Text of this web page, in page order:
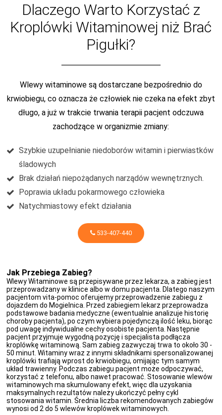
Dlaczego Warto Korzystać z
Kroplówki Witaminowej niż Brać
Pigułki?
Wlewy witaminowe są dostarczane bezpośrednio do
krwiobiegu, co oznacza że człowiek nie czeka na efekt zbyt
długo, a już w trakcie trwania terapii pacjent odczuwa
zachodzące w organizmie zmiany:
Szybkie uzupełnianie niedoborów witamin i pierwiastków
śladowych
Brak działań niepożądanych narządów wewnętrznych.
Poprawia układu pokarmowego człowieka
Natychmiastowy efekt działania
533-407-440
Jak Przebiega Zabieg?
Wlewy Witaminowe są przepisywane przez lekarza, a zabieg jest
przeprowadzany w klinice albo w domu pacjenta. Dlatego naszym
pacjentom vita-pomoc oferujemy przeprowadzenie zabiegu z
dojazdem do Mogielnica. Przed zabiegiem lekarz przeprowadza
podstawowe badania medyczne (ewentualnie analizuje historię
choroby pacjenta), po czym wybiera pojedynczą ilość leku, biorąc
pod uwagę indywidualne cechy osobiste pacjenta. Następnie
pacjent przyjmuje wygodną pozycję i specjalista podłącza
kroplówkę witaminową. Sam zabieg zazwyczaj trwa to około 30 -
50 minut. Witaminy wraz z innymi składnikami spersonalizowanej
kroplówki trafiają wprost do krwiobiegu, omijając tym samym
układ trawienny. Podczas zabiegu pacjent może odpoczywać,
korzystać z telefonu, albo nawet pracować. Stosowanie wlewów
witaminowych ma skumulowany efekt, więc dla uzyskania
maksymalnych rezultatów należy ukończyć pełny cykl
stosowania witamin. Średnia liczba rekomendowanych zabiegów
wynosi od 2 do 5 wlewów kroplówek witaminowych.